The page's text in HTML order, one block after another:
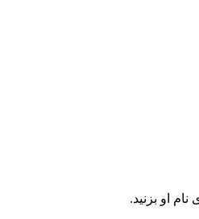
او بزنید.